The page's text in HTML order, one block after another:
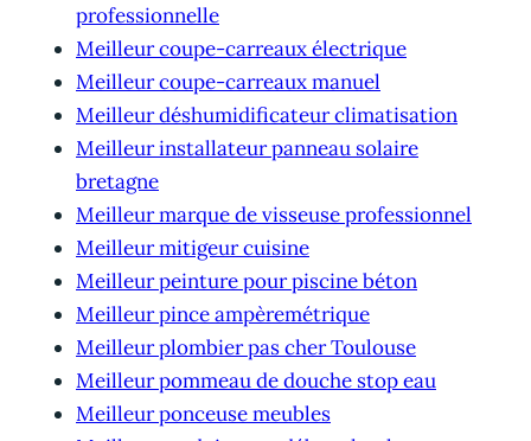
professionnelle
Meilleur coupe-carreaux électrique
Meilleur coupe-carreaux manuel
Meilleur déshumidificateur climatisation
Meilleur installateur panneau solaire
bretagne
Meilleur marque de visseuse professionnel
Meilleur mitigeur cuisine
Meilleur peinture pour piscine béton
Meilleur pince ampèremétrique
Meilleur plombier pas cher Toulouse
Meilleur pommeau de douche stop eau
Meilleur ponceuse meubles